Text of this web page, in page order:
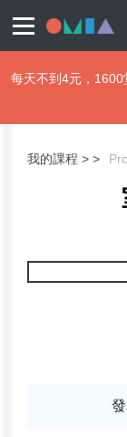
每天不到4元，
我的課程 >